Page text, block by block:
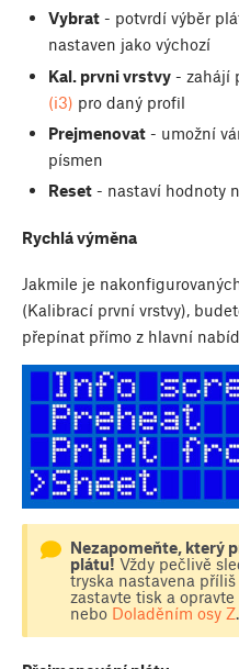
Vybrat- potvrdí výběr
nastaven jako výchozí
Kal. prvni vrstvy- zahájí
(i3) pro daný profil
Prejmenovat- umožní
písmen
Reset- nastaví hodnoty
Rychlá výměna
Jakmile je
(Kalibrací první vrstvy),
přepínat přímo z hlavní
Nezapomeňte, který
plátu! Vždy pečlivě
tryska nastavena
zastavte tisk a
nebo Doladěním osy Z.